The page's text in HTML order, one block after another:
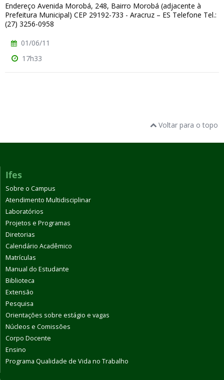
Endereço Avenida Morobá, 248, Bairro Morobá (adjacente à
Prefeitura Municipal) CEP 29192-733 - Aracruz – ES Telefone Tel.:
(27) 3256-0958
01/06/11
17h33
Voltar para o topo
Ifes
Sobre o Campus
Atendimento Multidisciplinar
Laboratórios
Projetos e Programas
Diretorias
Calendário Acadêmico
Matrículas
Manual do Estudante
Biblioteca
Extensão
Pesquisa
Orientações sobre estágio e vagas
Núcleos e Comissões
Corpo Docente
Ensino
Programa Qualidade de Vida no Trabalho